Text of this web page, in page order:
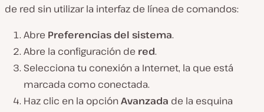
de red sin utilizar la interfaz de línea de comandos:
Abre Preferencias del sistema.
Abre la configuración de red.
Selecciona tu conexión a Internet, la que está
marcada como conectada.
Haz clic en la opciónAvanzada de la esquina